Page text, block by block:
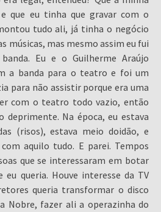
que eu tinha que gravar com o
tudo ali, já tinha o negócio
músicas, mas mesmo assim eu fui
Eu e o Guilherme Araújo
a banda para o teatro e foi um
para não assistir porque era uma
com o teatro todo vazio, então
Na época, eu estava
(risos), estava meio doidão, e
aquilo tudo. E parei. Tempos
que se interessaram em botar
queria. Houve interesse da TV
queria transformar o disco
Nobre, fazer ali a operazinha do